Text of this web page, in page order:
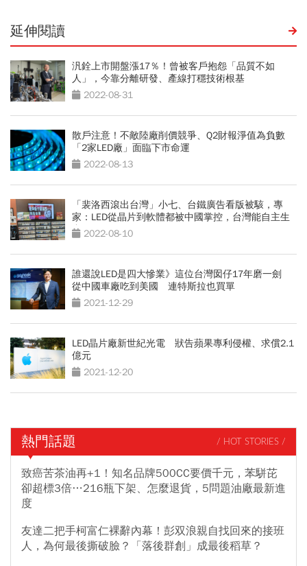
延伸閱讀
汎銓上市開盤漲17％！曾被客戶抱怨「品質不如
人」，今靠分離研發、產線打穩技術根基
2022-08-31
散戶注意！不敵陸廠削價競爭、Q2財報淨值為負數
「2家LED廠」面臨下市命運
2022-08-13
「裴洛西滾出台灣」小七、台鐵廣告看版被駭，專
家：LED從晶片到軟體都被中國掌控，台灣能自主生
產？2022-08-10
誰還說LED是四大慘業》這位台灣囡仔17年磨一劍
從中國車廠吃到美國 連特斯拉也買單
2021-12-29
LED晶片廠新世紀光電 狀告蘋果專利侵權、求償2.1
億元
2021-12-20
熱門話題 / HOT STORIES /
致癌苦茶油再+1！知名品牌500CC要價千元，苯駢芘
卻超標3倍…216瓶下架、怎麼退貨，5問題油廠最新進
度
友達二把手柯富仁裸辭內幕！彭双浪親自找回來的接班
人，為何最後撕破臉？「落後群創」成最後稻草？